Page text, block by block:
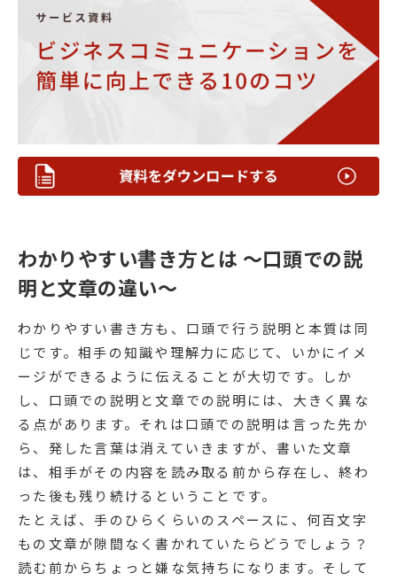
わかりやすい書き方とは 〜口頭での説
明と文章の違い〜
わかりやすい書き方も、口頭で行う説明と本質は同
じです。相手の知識や理解力に応じて、いかにイメ
ージができるように伝えることが大切です。しか
し、口頭での説明と文章での説明には、大きく異な
る点があります。それは口頭での説明は言った先か
ら、発した言葉は消えていきますが、書いた文章
は、相手がその内容を読み取る前から存在し、終わ
った後も残り続けるということです。
たとえば、手のひらくらいのスペースに、何百文字
もの文章が隙間なく書かれていたらどうでしょう？
読む前からちょっと嫌な気持ちになります。そして